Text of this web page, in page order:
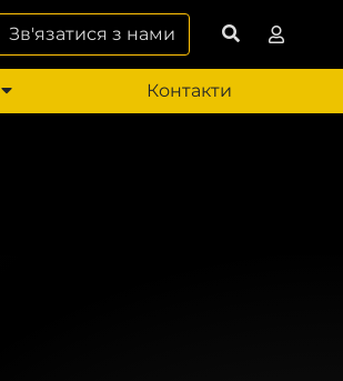
Зв'язатися з нами
Контакти